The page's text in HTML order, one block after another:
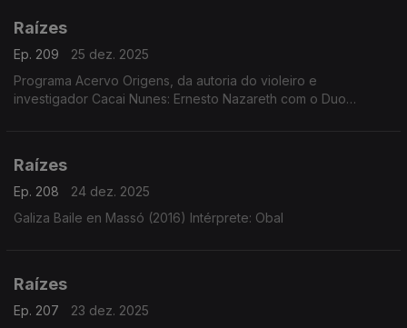
Raízes
Ep. 209
25 dez. 2025
Programa Acervo Origens, da autoria do violeiro e
investigador Cacai Nunes: Ernesto Nazareth com o Duo
Raízes
Ep. 208
24 dez. 2025
Galiza Baile en Massó (2016) Intérprete: Obal
Raízes
Ep. 207
23 dez. 2025